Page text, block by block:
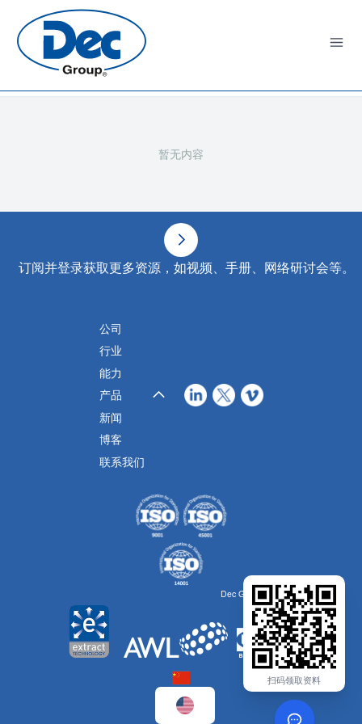
暂无内容
页脚
订阅并登录获取更多资源，如视频、手册、网络研讨会等。
公司
行业
能力
产品
新闻
博客
联系我们
Dec Group的一部分
扫码领取资料